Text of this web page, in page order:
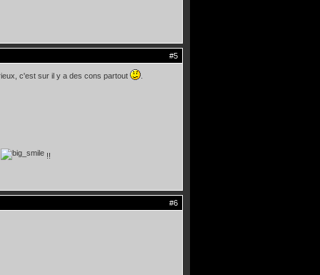
#5
c'est sur il y a des cons partout
!!
#6